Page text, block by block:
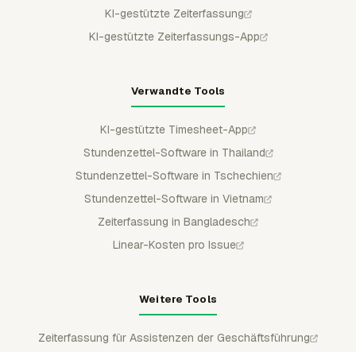
KI-gestützte Zeiterfassung
KI-gestützte Zeiterfassungs-App
Verwandte Tools
KI-gestützte Timesheet-App
Stundenzettel-Software in Thailand
Stundenzettel-Software in Tschechien
Stundenzettel-Software in Vietnam
Zeiterfassung in Bangladesch
Linear-Kosten pro Issue
Weitere Tools
Zeiterfassung für Assistenzen der Geschäftsführung